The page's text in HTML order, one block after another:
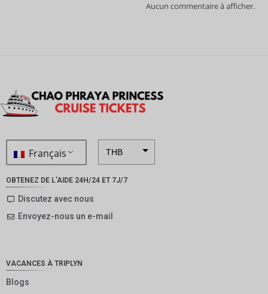
Aucun commentaire à afficher.
Français THB
NZD
OBTENEZ DE L'AIDE 24H/24 ET 7J/7
Discutez avec nous
Envoyez-nous un e-mail
VACANCES À TRIPLYN
Blogs